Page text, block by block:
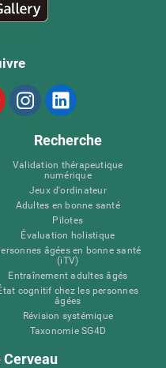
Recherche
Validation thérapeutique
numérique
Jeux d'ordinateur
Adultes en bonne santé
Pilotes
Évaluation holistique
âgées en bonne santé
(iTV)
Entraînement adultes âgés
cognitif chez les personnes
âgées
Révision systémique
Taxonomie SG4D
Cerveau